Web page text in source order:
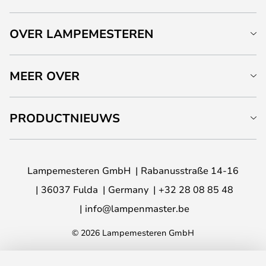
OVER LAMPEMESTEREN
MEER OVER
PRODUCTNIEUWS
Lampemesteren GmbH
Rabanusstraße 14-16
36037 Fulda
Germany
+32 28 08 85 48
info@lampenmaster.be
© 2026 Lampemesteren GmbH